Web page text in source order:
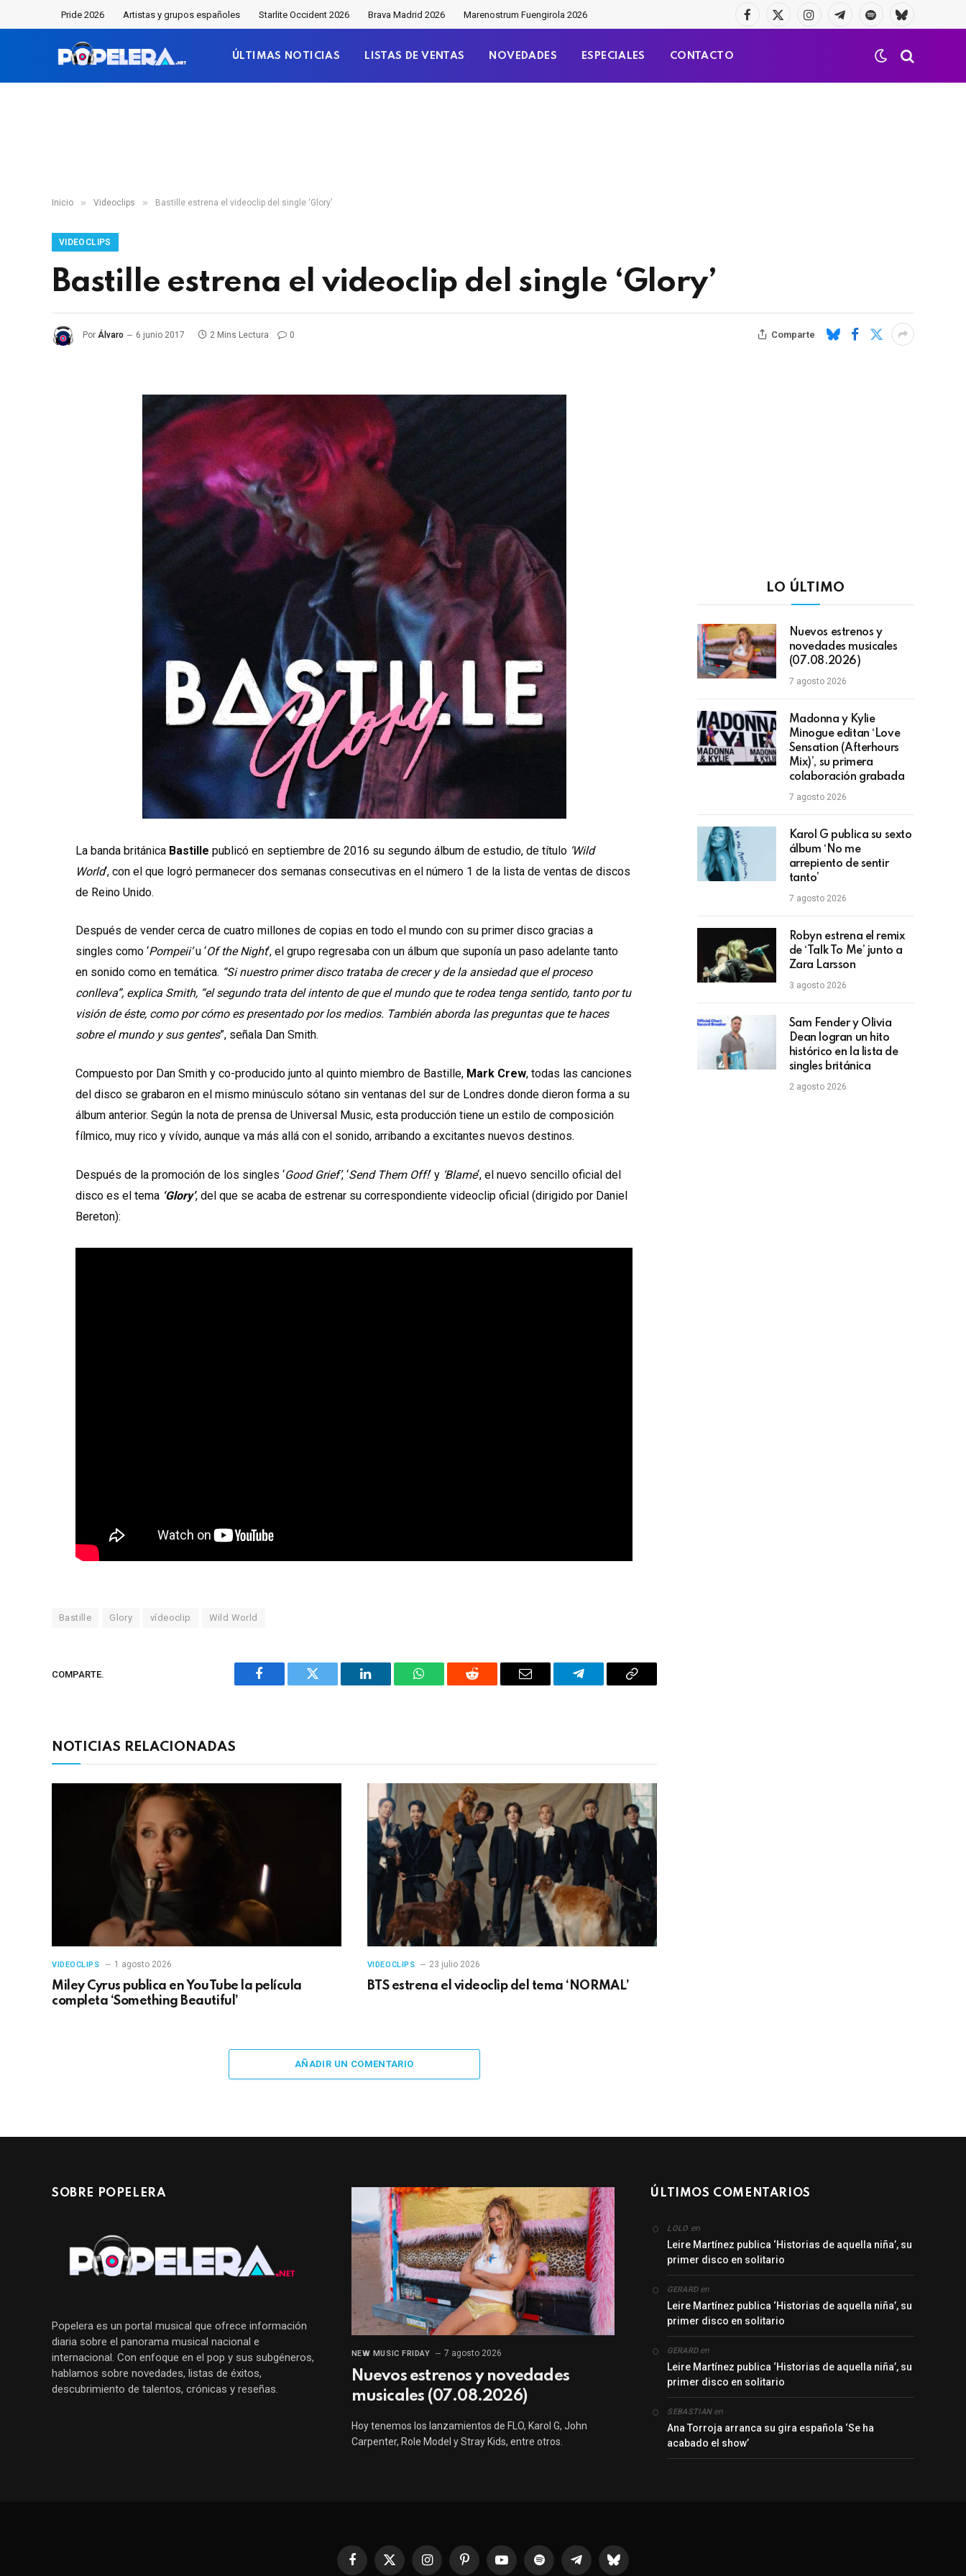
Pride 2026 Artistas y grupos españoles Starlite Occident 2026 Brava Madrid 2026 Marenostrum Fuengirola 2026
Facebook
X
InstagramTelegramaSpotifyBluesky
ÚLTIMAS NOTICIAS LISTAS DE VENTAS NOVEDADES ESPECIALES CONTACTO
Inicio » Videoclips » Bastille estrena el videoclip del single ‘Glory’
VIDEOCLIPS
Bastille estrena el videoclip del single ‘Glory’
Por Álvaro 6 junio 2017 2 Mins Lectura 0 Comparte
La banda británica Bastille publicó en septiembre de 2016 su segundo álbum de estudio, de título ‘Wild
World‘, con el que logró permanecer dos semanas consecutivas en el número 1 de la lista de ventas de discos
de Reino Unido.
Después de vender cerca de cuatro millones de copias en todo el mundo con su primer disco gracias a
singles como ‘Pompeii’u ‘Of the Night‘, el grupo regresaba con un álbum que suponía un paso adelante tanto
en sonido como en temática. “Si nuestro primer disco trataba de crecer y de la ansiedad que el proceso
conlleva”, explica Smith, “el segundo trata del intento de que el mundo que te rodea tenga sentido, tanto por tu
visión de éste, como por cómo es presentado por los medios. También aborda las preguntas que te haces
sobre el mundo y sus gentes”, señala Dan Smith.
Compuesto por Dan Smith y co-producido junto al quinto miembro de Bastille, Mark Crew, todas las canciones
del disco se grabaron en el mismo minúsculo sótano sin ventanas del sur de Londres donde dieron forma a su
álbum anterior. Según la nota de prensa de Universal Music, esta producción tiene un estilo de composición
fílmico, muy rico y vívido, aunque va más allá con el sonido, arribando a excitantes nuevos destinos.
Después de la promoción de los singles ‘Good Grief’, ‘Send Them Off!‘ y ‘Blame‘, el nuevo sencillo oficial del
disco es el tema ‘Glory’, del que se acaba de estrenar su correspondiente videoclip oficial (dirigido por Daniel
Bereton):
Bastille Glory vídeoclip Wild World
COMPARTE.
Facebook Twitter LinkedIn WhatsAppReddit
Correo
TelegramaCopiar
NOTICIAS RELACIONADAS
VIDEOCLIPS 1 agosto 2026
Miley Cyrus publica en YouTube la película
completa ‘Something Beautiful’
VIDEOCLIPS 23 julio 2026
BTS estrena el videoclip del tema ‘NORMAL’
AÑADIR UN COMENTARIO
LO ÚLTIMO
Nuevos estrenos y
novedades musicales
(07.08.2026)
7 agosto 2026
Madonna y Kylie
Minogue editan ‘Love
Sensation (Afterhours
Mix)’, su primera
colaboración grabada
7 agosto 2026
Karol G publica su sexto
álbum ‘No me
arrepiento de sentir
tanto’
7 agosto 2026
Robyn estrena el remix
de ‘Talk To Me’ junto a
Zara Larsson
3 agosto 2026
Sam Fender y Olivia
Dean logran un hito
histórico en la lista de
singles británica
2 agosto 2026
SOBRE POPELERA
Popelera es un portal musical que ofrece información
diaria sobre el panorama musical nacional e
internacional. Con enfoque en el pop y sus subgéneros,
hablamos sobre novedades, listas de éxitos,
descubrimiento de talentos, crónicas y reseñas.
NEW MUSIC FRIDAY 7 agosto 2026
Nuevos estrenos y novedades
musicales (07.08.2026)
Hoy tenemos los lanzamientos de FLO, Karol G, John
Carpenter, Role Model y Stray Kids, entre otros.
ÚLTIMOS COMENTARIOS
LOLO en
Leire Martínez publica ‘Historias de aquella niña’, su
primer disco en solitario
GERARDen
Leire Martínez publica ‘Historias de aquella niña’, su
primer disco en solitario
GERARDen
Leire Martínez publica ‘Historias de aquella niña’, su
primer disco en solitario
SEBASTIANen
Ana Torroja arranca su gira española ‘Se ha
acabado el show’
Facebook
X
InstagramPinterestYouTubeSpotify TelegramaBluesky